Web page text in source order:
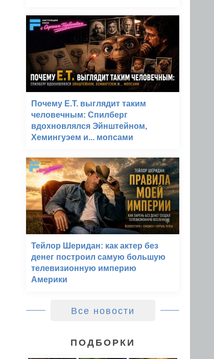
Почему E.T. выглядит таким
человечным: Спилберг
вдохновлялся Эйнштейном,
Хемингуэем и... мопсами
Тейлор Шеридан: как актер без
денег построил самую большую
телевизионную империю
Америки
Все новости
ПОДБОРКИ